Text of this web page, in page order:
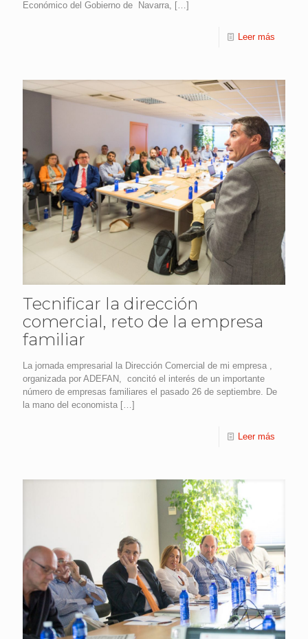
Económico del Gobierno de Navarra, […]
Leer más
Tecnificar la dirección
comercial, reto de la empresa
familiar
La jornada empresarial la Dirección Comercial de mi empresa ,
organizada por ADEFAN, concitó el interés de un importante
número de empresas familiares el pasado 26 de septiembre. De
la mano del economista […]
Leer más